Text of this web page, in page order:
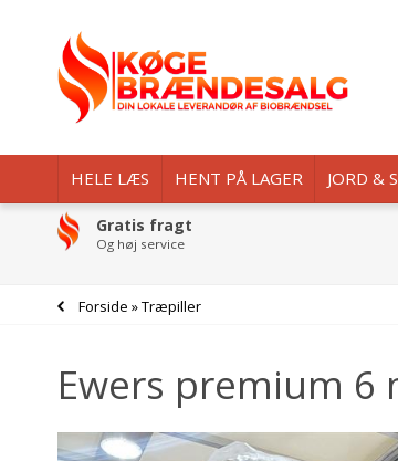
HELE LÆS HENT PÅ LAGER JORD &
Gratis fragt
Og høj service
Forside »Træpiller
Ewers premium 6